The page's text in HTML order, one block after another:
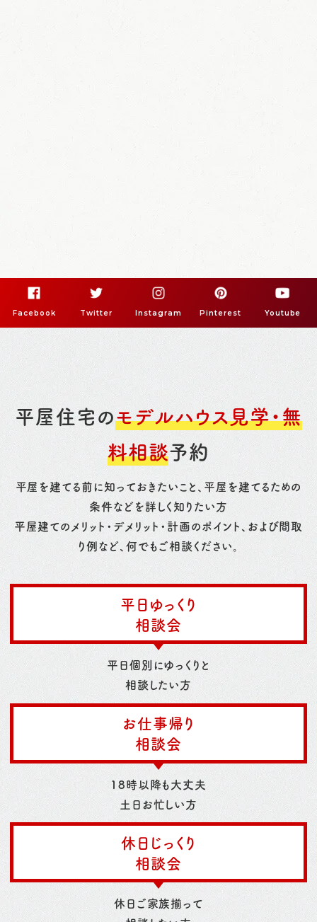
Facebook Twitter Instagram Pinterest Youtube
平屋住宅のモデルハウス見学・無
料相談予約
平屋を建てる前に知っておきたいこと、平屋を建てるための
条件などを詳しく知りたい方
平屋建てのメリット・デメリット・計画のポイント、および間取
り例など、何でもご相談ください。
平日ゆっくり
相談会
平日個別にゆっくりと
相談したい方
お仕事帰り
相談会
18時以降も大丈夫
土日お忙しい方
休日じっくり
相談会
休日ご家族揃って